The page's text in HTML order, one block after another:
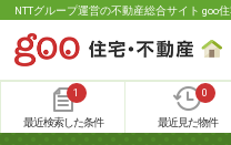
NTTグループ運営の不動産総合サイト goo
1
最近検索した条件
0
最近見た物件